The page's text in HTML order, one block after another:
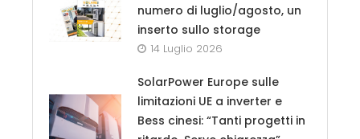
numero di luglio/agosto, un
inserto sullo storage
14 Luglio 2026
SolarPower Europe sulle
limitazioni UE a inverter e
Bess cinesi: “Tanti progetti in